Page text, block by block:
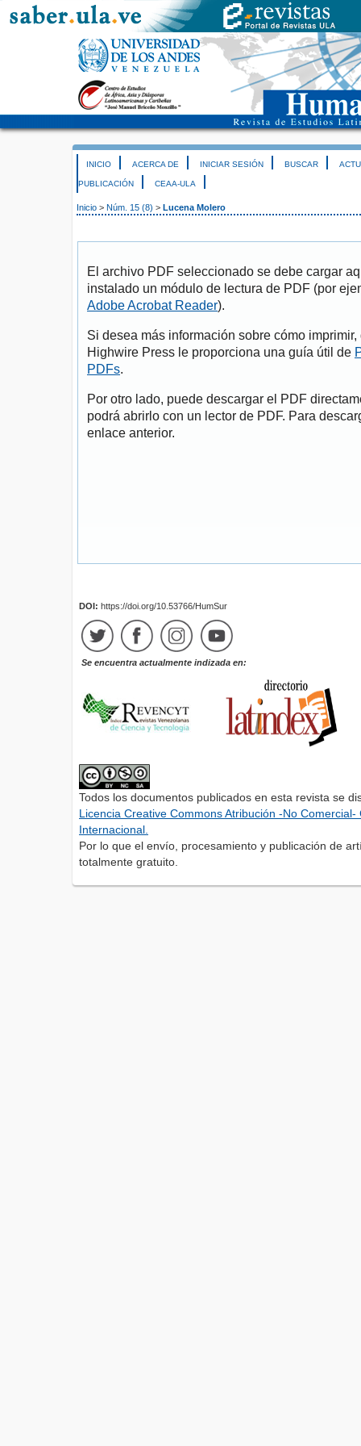
INICIO ACERCA DE INICIAR SESIÓN BUSCAR
PUBLICACIÓN CEAA-ULA
Inicio > Núm. 15 (8) > Lucena Molero
El archivo PDF seleccionado se debe cargar
instalado un módulo de lectura de PDF (por
Adobe Acrobat Reader).
Si desea más información sobre cómo
Highwire Press le proporciona una guía útil de
PDFs.
Por otro lado, puede descargar el PDF
podrá abrirlo con un lector de PDF. Para
enlace anterior.
DOI: https://doi.org/10.53766/HumSur
Se encuentra actualmente indizada en:
Todos los documentos publicados en esta revista se
Licencia Creative Commons Atribución -No
Internacional.
Por lo que el envío, procesamiento y publicación de
totalmente gratuito.